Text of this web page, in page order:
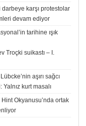
darbeye karşı protestolar
devam ediyor
tarihine ışık
Troçki suikastı – I.
aşırı sağcı
kurt masalı
Okyanusu’nda ortak